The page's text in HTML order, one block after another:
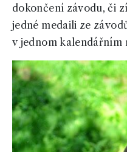
dokončení závodu, či
jedné medaili ze
v jednom kalendářním